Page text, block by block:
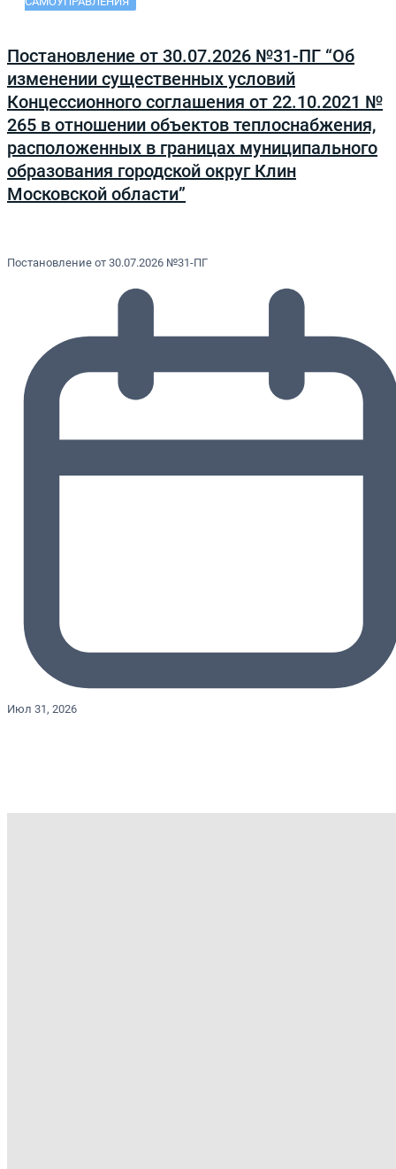
Постановление от 30.07.2026 №31-ПГ “Об
изменении существенных условий
Концессионного соглашения от 22.10.2021 №
265 в отношении объектов теплоснабжения,
расположенных в границах муниципального
образования городской округ Клин
Московской области”
Постановление от 30.07.2026 №31-ПГ
Июл 31, 2026